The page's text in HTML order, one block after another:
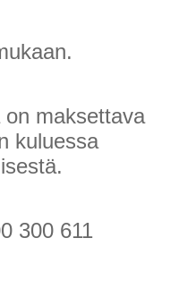
maksettava
kuluessa
300 611